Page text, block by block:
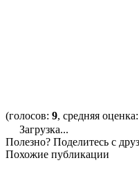
(голосов: 9, средняя оценка:
Загрузка...
Полезно? Поделитесь с
Похожие публикации